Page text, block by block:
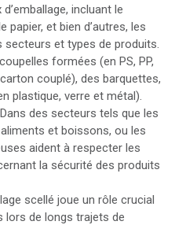
incluant le
papier, et bien d’autres, les
et types de produits.
formées (en PS, PP,
carton couplé), des barquettes,
plastique, verre et métal).
Dans des secteurs tels que les
et boissons, ou les
aident à respecter les
la sécurité des produits
scellé joue un rôle crucial
lors de longs trajets de